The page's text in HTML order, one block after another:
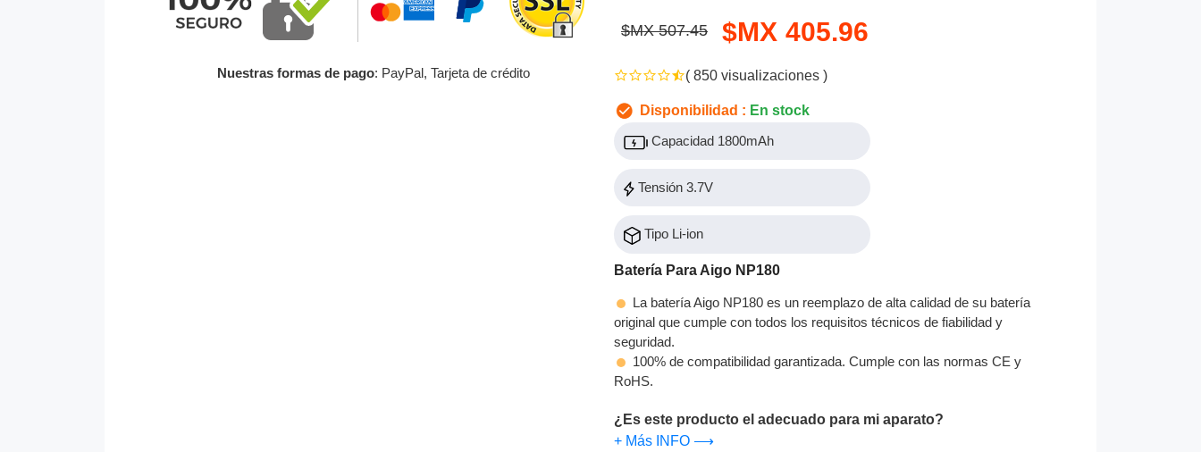
Nuestras formas de pago: PayPal, Tarjeta de crédito
$MX 507.45 $MX 405.96
( 850 visualizaciones )
Disponibilidad : En stock
Capacidad 1800mAh
Tensión 3.7V
Tipo Li-ion
Batería Para Aigo NP180
La batería Aigo NP180 es un reemplazo de alta calidad de su batería
original que cumple con todos los requisitos técnicos de fiabilidad y
seguridad.
100% de compatibilidad garantizada. Cumple con las normas CE y
RoHS.
¿Es este producto el adecuado para mi aparato?
+ Más INFO ⟶